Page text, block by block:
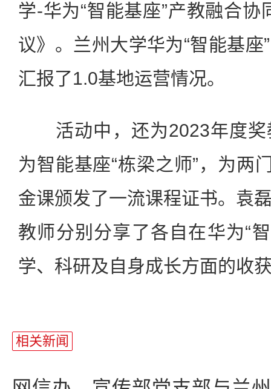
学-华为“智能基座”产教融合
议》。兰州大学华为“智能基座
汇报了1.0基地运营情况。
活动中，还为2023年度奖
为智能基座“栋梁之师”，为两
金课颁发了一流课程证书。袁
教师分别分享了各自在华为“
学、科研及自身成长方面的收
相关新闻